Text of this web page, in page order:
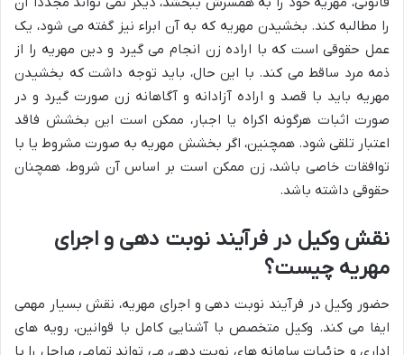
را مطالبه کند. بخشیدن مهریه که به آن ابراء نیز گفته می شود، یک
عمل حقوقی است که با اراده زن انجام می گیرد و دین مهریه را از
ذمه مرد ساقط می کند. با این حال، باید توجه داشت که بخشیدن
مهریه باید با قصد و اراده آزادانه و آگاهانه زن صورت گیرد و در
صورت اثبات هرگونه اکراه یا اجبار، ممکن است این بخشش فاقد
اعتبار تلقی شود. همچنین، اگر بخشش مهریه به صورت مشروط یا با
توافقات خاصی باشد، زن ممکن است بر اساس آن شروط، همچنان
حقوقی داشته باشد.
نقش وکیل در فرآیند نوبت دهی و اجرای
مهریه چیست؟
حضور وکیل در فرآیند نوبت دهی و اجرای مهریه، نقش بسیار مهمی
ایفا می کند. وکیل متخصص با آشنایی کامل با قوانین، رویه های